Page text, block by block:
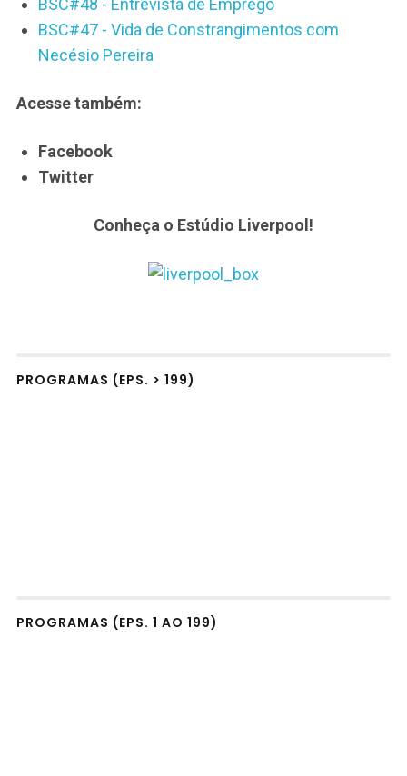
BSC#48 - Entrevista de Emprego
BSC#47 - Vida de Constrangimentos com
Necésio Pereira
Acesse também:
Facebook
Twitter
Conheça o Estúdio Liverpool!
PROGRAMAS (EPS. > 199)
PROGRAMAS (EPS. 1 AO 199)